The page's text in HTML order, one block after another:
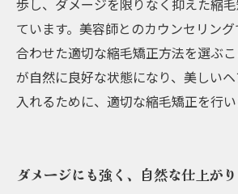
歩し、ダメージを限りなく抑えた縮
ています。美容師とのカウンセリン
合わせた適切な縮毛矯正方法を選ぶ
が自然に良好な状態になり、美しい
入れるために、適切な縮毛矯正を行い
ダメージにも強く、自然な仕上がり